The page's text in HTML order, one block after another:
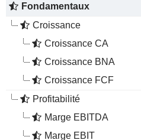
Fondamentaux
Croissance
Croissance CA
Croissance BNA
Croissance FCF
Profitabilité
Marge EBITDA
Marge EBIT